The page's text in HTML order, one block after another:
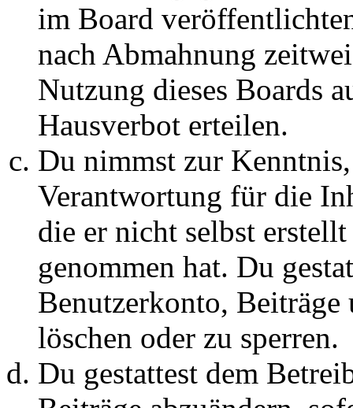
im Board
nach Abmahnung
Nutzung dieses Boards
Hausverbot erteilen.
Du nimmst zur
Verantwortung für die
die er nicht selbst
genommen hat. Du
Benutzerkonto,
löschen oder zu sperren.
Du gestattest dem